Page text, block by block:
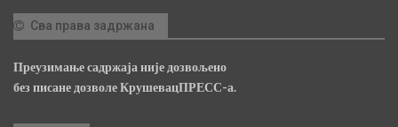
Сва права задржана
Преузимање садржаја није дозвољено
без писане дозволе КрушевацПРЕСС-а.